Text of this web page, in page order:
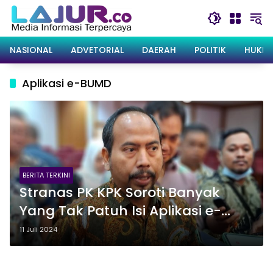
Langsung
konten
NASIONAL
ADVETORIAL DAERAH POLITIK
Aplikasi e-BUMD
BERITA TERKINI
Stranas PK KPK Soroti Banyak
Yang Tak Patuh Isi Aplikasi e-
BUMD dan Data Timbulan
Sampah di Sultra
11 Juli 2024